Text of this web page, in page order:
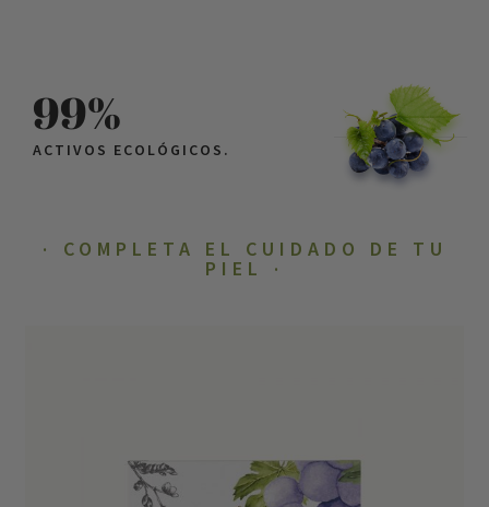
99%
ACTIVOS ECOLÓGICOS.
COMPLETA EL CUIDADO DE TU
PIEL